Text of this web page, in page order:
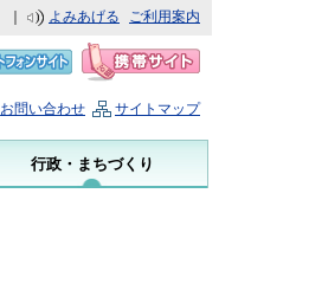
よみあげる ご利用案内
お問い合わせ サイトマップ
行政・まちづくり